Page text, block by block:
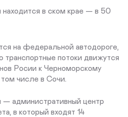
в ском крае — в 50
на федеральной автодороге,
транспортные потоки движутся
Росии к Черноморскому
числе в Сочи.
— административный центр
в который входят 14